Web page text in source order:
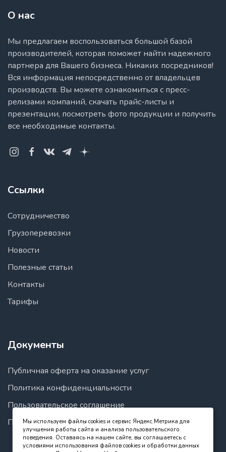
Мы используем файлы cookies и сервис Яндекс.Метрика для
улучшения работы сайта и анализа пользовательского
поведения. Оставаясь на нашем сайте, вы соглашаетесь с
условиями использования файлов cookies и обработки данных
Республика Карелия
Республика Марий Эл
Республика Мордовии
Республика Саха (Якутия)
Республика Северная Осетия-Алания
Республика Татарстан
Республика Тыва
Республика Хакасия
Ростовская область
Рязанская область
Самарская область
Сахалинская область
Смоленская область
Ставропольский край
Тверская область
Томская область
Тюменская область
Удмуртская Республики
Челябинская область
Чувашская Республики
Чукотский автономный округ
Армения
Арагацотнская область
Араратская область
О нас
Мы предлагаем воспользоваться большой базой
производителей, которая поможет найти надежного
партнера для Вашего бизнеса. Никаких посредников!
Вся информация непосредственно от владельцев
производств. Вы можете ознакомиться с пресс-
релизами компаний, скачать прайс-листы и
презентации, посмотреть фото продукции и получить
все необходимые контакты.
Ссылки
Сотрудничество
Грузоперевозки
Новости
Полезные статьи
Контакты
Тарифы
Документы
Публичная оферта на оказание услуг
Политика конфиденциальности
Пользовательское соглашение
Правила пользования сайтом